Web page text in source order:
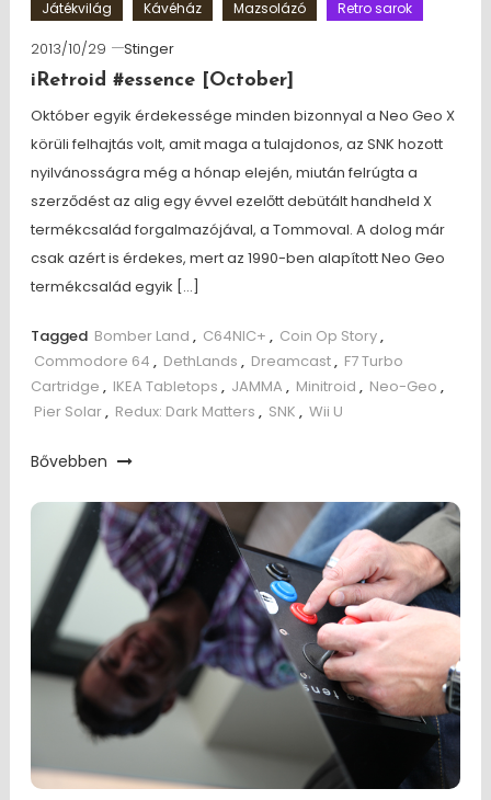
Játékvilág Kávéház Mazsolázó Retro sarok
2013/10/29
Stinger
iRetroid #essence [October]
Október egyik érdekessége minden bizonnyal a Neo Geo X
körüli felhajtás volt, amit maga a tulajdonos, az SNK hozott
nyilvánosságra még a hónap elején, miután felrúgta a
szerződést az alig egy évvel ezelőtt debütált handheld X
termékcsalád forgalmazójával, a Tommoval. A dolog már
csak azért is érdekes, mert az 1990-ben alapított Neo Geo
termékcsalád egyik […]
Tagged Bomber Land , C64NIC+ , Coin Op Story,
Commodore 64 , DethLands , Dreamcast, F7 Turbo
Cartridge , IKEA Tabletops , JAMMA , Minitroid , Neo-Geo ,
Pier Solar, Redux: Dark Matters , SNK , Wii U
Bővebben